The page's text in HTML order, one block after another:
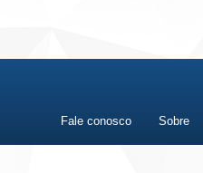
Fale conosco Sobre